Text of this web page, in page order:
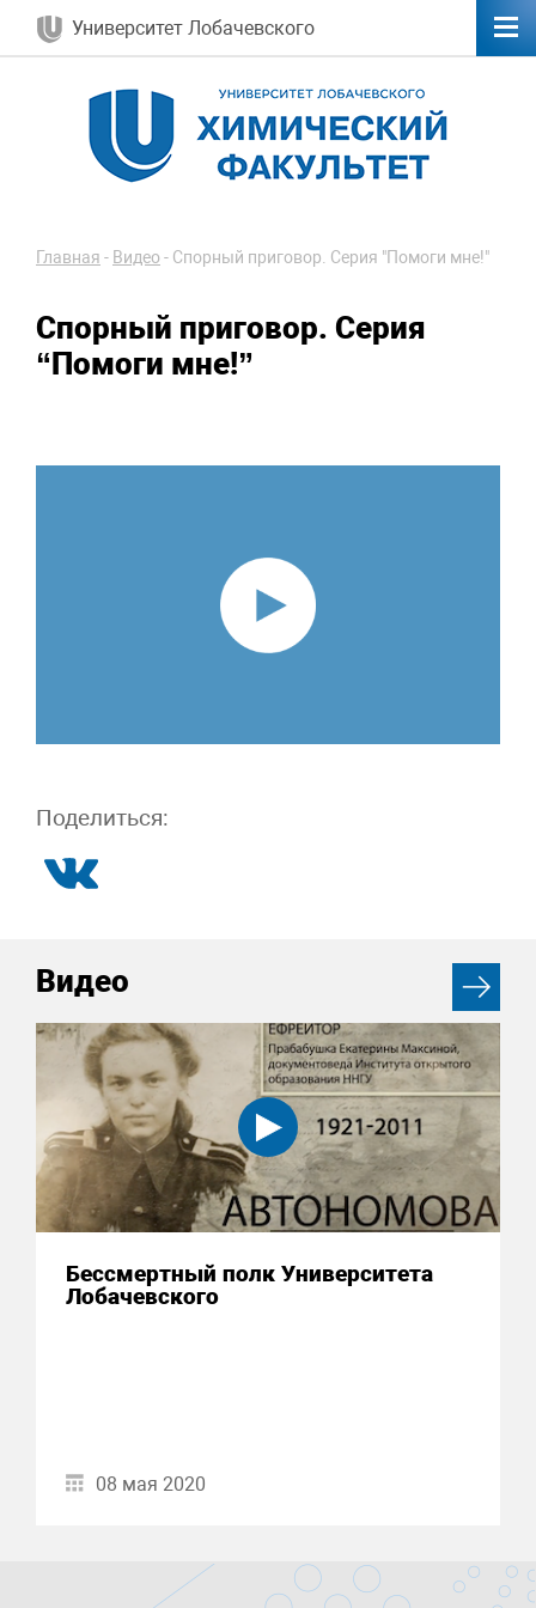
Университет Лобачевского
Главная - Видео - Спорный приговор. Серия "Помоги мне!"
Спорный приговор. Серия
“Помоги мне!”
Поделиться:
Видео
Бессмертный полк Университета
Лобачевского
08 мая 2020